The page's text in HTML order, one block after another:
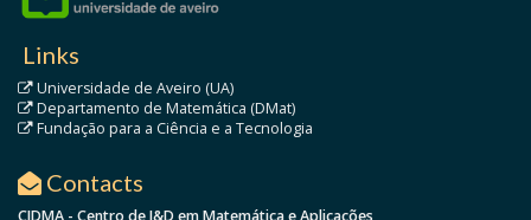
Links
Universidade de Aveiro (UA)
Departamento de Matemática (DMat)
Fundação para a Ciência e a Tecnologia
Contacts
CIDMA - Centro de I&D em Matemática e Aplicações